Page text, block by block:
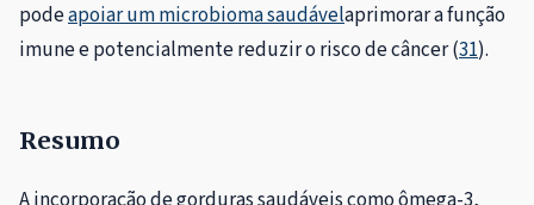
podeapoiar um microbioma saudávelaprimorar a função
imune e potencialmente reduzir o risco de câncer (31).
Resumo